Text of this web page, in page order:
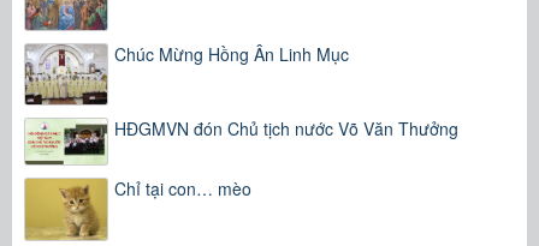
Chúc Mừng Hồng Ân Linh Mục
HĐGMVN đón Chủ tịch nước Võ Văn Thưởng
Chỉ tại con… mèo